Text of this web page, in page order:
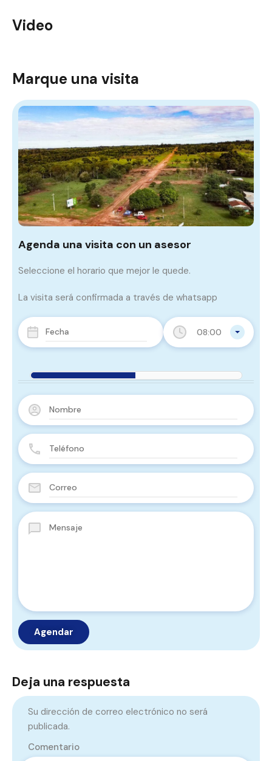
Video
Marque una visita
08:00
Agenda una visita con un asesor
Seleccione el horario que mejor le quede.
La visita será confirmada a través de whatsapp
Deja una respuesta
Su dirección de correo electrónico no será
publicada.
Comentario